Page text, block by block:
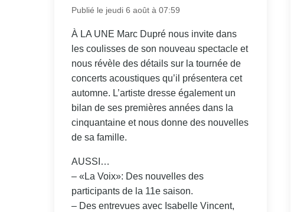
Publié le jeudi 6 août à 07:59
À LA UNE Marc Dupré nous invite dans
les coulisses de son nouveau spectacle et
nous révèle des détails sur la tournée de
concerts acoustiques qu’il présentera cet
automne. L’artiste dresse également un
bilan de ses premières années dans la
cinquantaine et nous donne des nouvelles
de sa famille.
AUSSI…
– «La Voix»: Des nouvelles des
participants de la 11e saison.
– Des entrevues avec Isabelle Vincent,